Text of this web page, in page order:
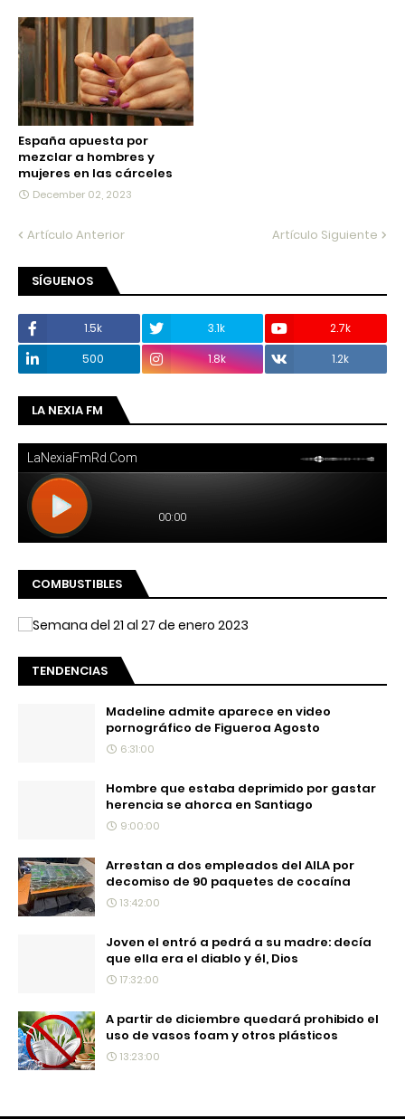
España apuesta por
mezclar a hombres y
mujeres en las cárceles
December 02, 2023
Artículo Anterior Artículo Siguiente
SÍGUENOS
1.5k 3.1k
2.7k
500
1.8k 1.2k
LA NEXIA FM
COMBUSTIBLES
TENDENCIAS
Madeline admite aparece en video
pornográfico de Figueroa Agosto
6:31:00
Hombre que estaba deprimido por gastar
herencia se ahorca en Santiago
9:00:00
Arrestan a dos empleados del AILA por
decomiso de 90 paquetes de cocaína
13:42:00
Joven el entró a pedrá a su madre: decía
que ella era el diablo y él, Dios
17:32:00
A partir de diciembre quedará prohibido el
uso de vasos foam y otros plásticos
13:23:00